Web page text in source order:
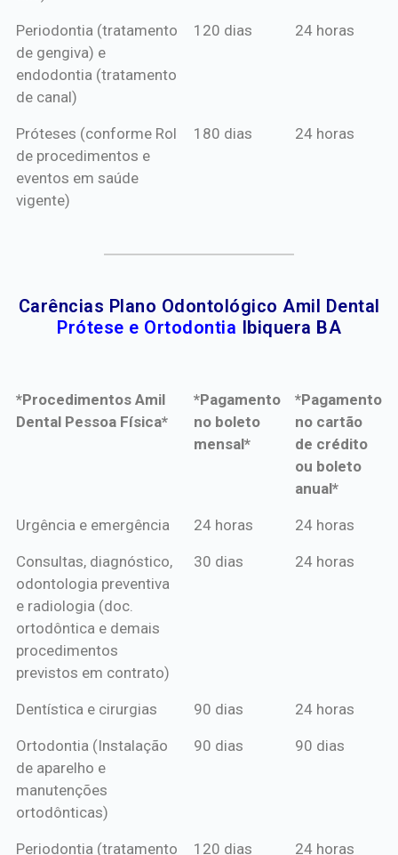
Periodontia (tratamento
de gengiva) e
endodontia (tratamento
de canal)
120 dias 24 horas
Próteses (conforme Rol
de procedimentos e
eventos em saúde
vigente)
180 dias 24 horas
Carências Plano Odontológico Amil Dental
Prótese e Ortodontia Ibiquera BA
*Procedimentos Amil
Dental Pessoa Física*
*Pagamento
no boleto
mensal*
*Pagamento
no cartão
de crédito
ou boleto
anual*
*Procedimentos Amil
*Pagamento
mensal*
*Pagamento
de crédito
Urgência e emergência 24 horas 24 horas
Consultas, diagnóstico,
odontologia preventiva
e radiologia (doc.
ortodôntica e demais
procedimentos
previstos em contrato)
30 dias 24 horas
Dentística e cirurgias 90 dias 24 horas
Ortodontia (Instalação
de aparelho e
manutenções
ortodônticas)
90 dias 90 dias
Periodontia (tratamento
120 dias 24 horas